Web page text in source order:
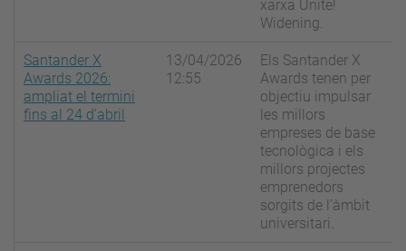
xarxa Unite!
Widening.
Santander X
Awards 2026:
ampliat el termini
fins al 24 d'abril
13/04/2026
12:55
Els Santander X
Awards tenen per
objectiu impulsar
les millors
empreses de base
tecnològica i els
millors projectes
emprenedors
sorgits de l’àmbit
universitari.